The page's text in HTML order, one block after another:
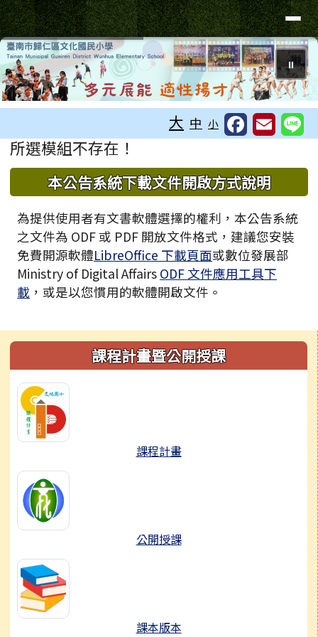
跳至主內容區
臺南市歸仁區文化國小全球資訊站
導覽列
⏸
大 中 小
主內容區域
所選模組不存在！
下中區域內容
本公告系統下載文件開啟方式說明
為提供使用者有文書軟體選擇的權利，本公告系統
之文件為 ODF 或 PDF 開放文件格式，建議您安裝
免費開源軟體LibreOffice 下載頁面或數位發展部
Ministry of Digital Affairs ODF 文件應用工具下
載 ，或是以您慣用的軟體開啟文件。
左邊區域內容課程計畫暨公開授課
課程計畫
公開授課
課本版本
頁尾區域